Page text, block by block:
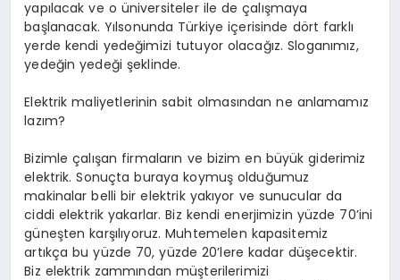
yapılacak ve o üniversiteler ile de çalışmaya
başlanacak. Yılsonunda Türkiye içerisinde dört farklı
yerde kendi yedeğimizi tutuyor olacağız. Sloganımız,
yedeğin yedeği şeklinde.
Elektrik maliyetlerinin sabit olmasından ne anlamamız
lazım?
Bizimle çalışan firmaların ve bizim en büyük giderimiz
elektrik. Sonuçta buraya koymuş olduğumuz
makinalar belli bir elektrik yakıyor ve sunucular da
ciddi elektrik yakarlar. Biz kendi enerjimizin yüzde 70’ini
güneşten karşılıyoruz. Muhtemelen kapasitemiz
artıkça bu yüzde 70, yüzde 20’lere kadar düşecektir.
Biz elektrik zammından müşterilerimizi